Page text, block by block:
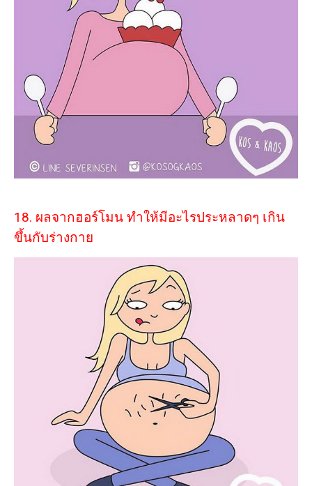
18. ผลจากฮอร์โมน ทำให้มีอะไรประหลาดๆ เกิน
ขึ้นกับร่างกาย